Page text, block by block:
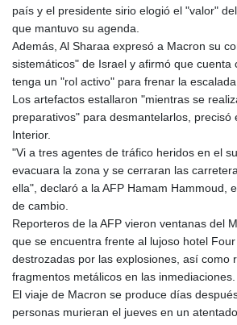
país y el presidente sirio elogió el "valor"
que mantuvo su agenda.
Además, Al Sharaa expresó a Macron su
sistemáticos" de Israel y afirmó que cuenta
tenga un "rol activo" para frenar la escalada.
Los artefactos estallaron "mientras se
preparativos" para desmantelarlos, precisó
Interior.
"Vi a tres agentes de tráfico heridos en el
evacuara la zona y se cerraran las
ella", declaró a la AFP Hamam Hammoud,
de cambio.
Reporteros de la AFP vieron ventanas del
que se encuentra frente al lujoso hotel Four
destrozadas por las explosiones, así como
fragmentos metálicos en las inmediaciones.
El viaje de Macron se produce días
personas murieran el jueves en un